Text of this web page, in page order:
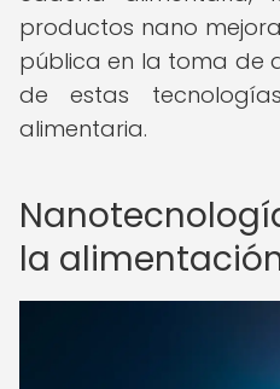
productos nano
pública en la toma de
de estas
alimentaria.
la